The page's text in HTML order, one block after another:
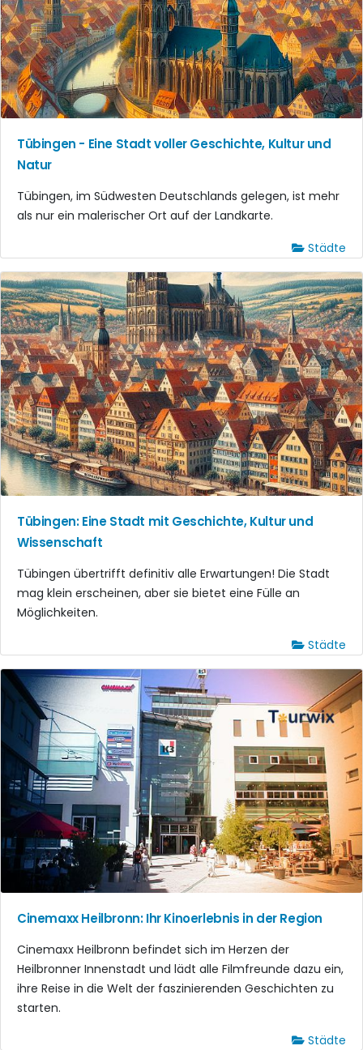
Tübingen - Eine Stadt voller Geschichte, Kultur und
Natur
Tübingen, im Südwesten Deutschlands gelegen, ist mehr
als nur ein malerischer Ort auf der Landkarte.
Städte
Tübingen: Eine Stadt mit Geschichte, Kultur und
Wissenschaft
Tübingen übertrifft definitiv alle Erwartungen! Die Stadt
mag klein erscheinen, aber sie bietet eine Fülle an
Möglichkeiten.
Städte
Cinemaxx Heilbronn: Ihr Kinoerlebnis in der Region
Cinemaxx Heilbronn befindet sich im Herzen der
Heilbronner Innenstadt und lädt alle Filmfreunde dazu ein,
ihre Reise in die Welt der faszinierenden Geschichten zu
starten.
Städte